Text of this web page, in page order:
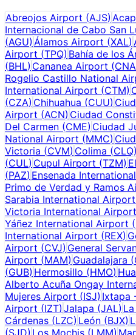
Abreojos Airport (AJS)
Internacional de Cabo San
(AGU) Álamos Airport (XAL)
Airport (TPQ) Bahía de los
(BHL) Cananea Airport (CNA
Rogelio Castillo National
International Airport (CTM)
(CZA) Chihuahua (CUU)
Airport (ACN) Ciudad
Del Carmen (CME) Ciudad
National Airport (MMC)
Victoria (CVM) Colima (CLQ)
(CUL) Cupul Airport (TZM)
(PAZ) Ensenada
Primo de Verdad y Ramos
Sarabia International Airport
Victoria International Airport
Yáñez International Airport (
International Airport (REX)
Airport (CVJ) General
Airport (MAM) Guadalajara (
(GUB) Hermosillo (HMO)
Alberto Acuña Ongay
Mujeres Airport (ISJ) Ixtapa
Airport (IZT) Jalapa (JAL)
Cárdenas (LZC) León (BJX)
(SJD) Los Mochis (LMM)